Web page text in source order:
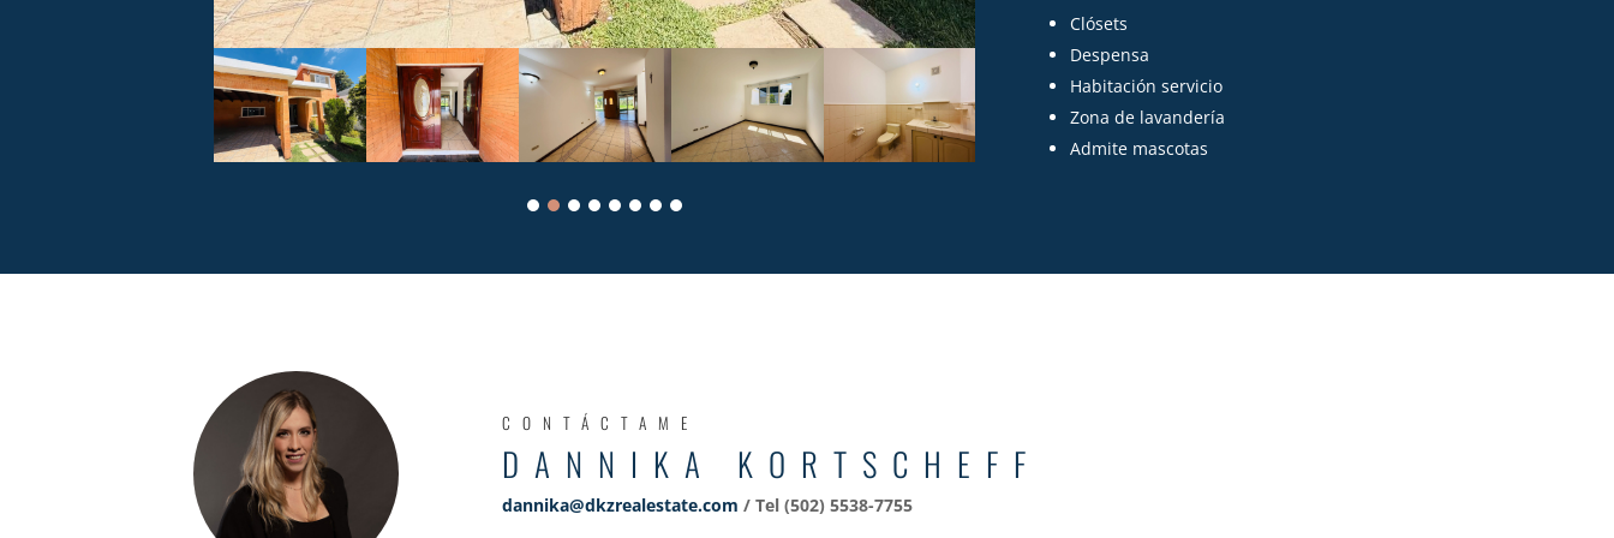
Clósets
Despensa
Habitación servicio
Zona de lavandería
Admite mascotas
CONTÁCTAME
DANNIKA KORTSCHEFF
dannika@dkzrealestate.com / Tel (502) 5538-7755‬